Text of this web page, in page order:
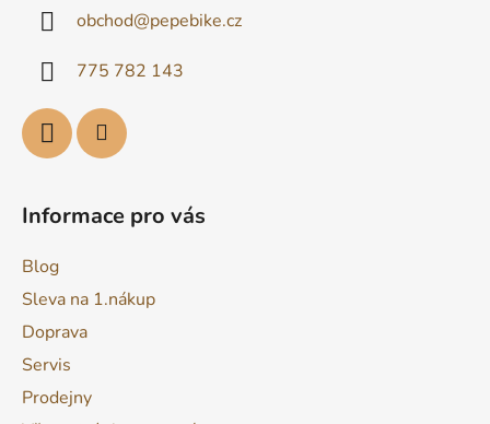
obchod@pepebike.cz
775 782 143
Informace pro vás
Blog
Sleva na 1.nákup
Doprava
Servis
Prodejny